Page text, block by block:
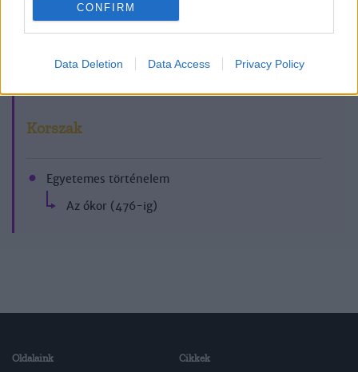
CONFIRM
Data Deletion Data Access Privacy Policy
Korszak
Egyetemes történelem
Az ókor (476-ig)
Oldalaink Cikkek